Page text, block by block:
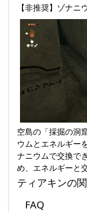
【非推奨】ゾナニ
空島の「採掘の洞
ウムとエネルギー
ナニウムで交換で
め、エネルギーと
ティアキンの
FAQ